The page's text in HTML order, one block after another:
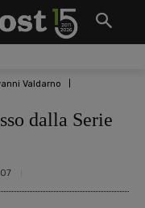
Valdarno
dalla Serie